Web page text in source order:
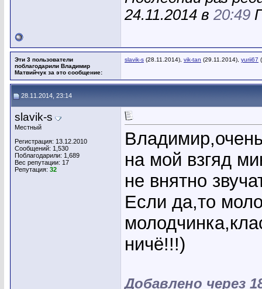
24.11.2014 в 20:49
Эти 3 пользователи
поблагодарили Владимир
Матвийчук за это сообщение:
slavik-s (28.11.2014), vik-tan (29.11.2014), yurii67
28.11.2014, 23:14
slavik-s
Местный
Регистрация: 13.12.2010
Сообщений: 1,530
Поблагодарили: 1,689
Вес репутации: 17
Репутация: 32
на мой взгяд
не внятно
Если да,то
ничё!!!)
Добавлено через